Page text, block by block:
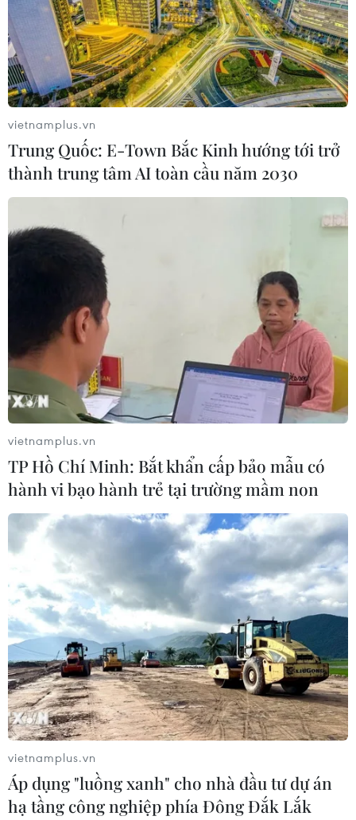
vietnamplus.vn
Trung Quốc: E-Town Bắc Kinh hướng tới trở
thành trung tâm AI toàn cầu năm 2030
vietnamplus.vn
TP Hồ Chí Minh: Bắt khẩn cấp bảo mẫu có
hành vi bạo hành trẻ tại trường mầm non
vietnamplus.vn
Áp dụng "luồng xanh" cho nhà đầu tư dự án
hạ tầng công nghiệp phía Đông Đắk Lắk